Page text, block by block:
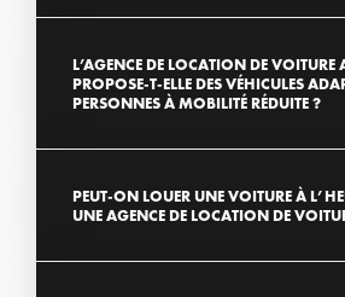
L’AGENCE DE LOCATION DE VOITURE
PROPOSE-T-ELLE DES VÉHICULES
PERSONNES À MOBILITÉ RÉDUITE ?
PEUT-ON LOUER UNE VOITURE À
UNE AGENCE DE LOCATION DE